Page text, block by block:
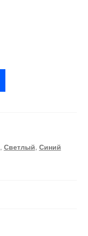
, Светлый, Синий